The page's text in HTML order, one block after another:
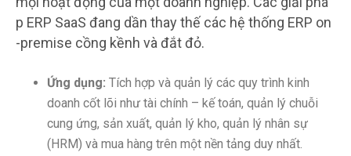
p ERP SaaS đang dần thay thế các hệ thống ERP on
-premise cồng kềnh và đắt đỏ.
Ứng dụng: Tích hợp và quản lý các quy trình kinh
doanh cốt lõi như tài chính – kế toán, quản lý chuỗi
cung ứng, sản xuất, quản lý kho, quản lý nhân sự
(HRM) và mua hàng trên một nền tảng duy nhất.